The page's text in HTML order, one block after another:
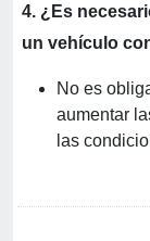
4. ¿Es
un vehículo
No es
aumentar
las